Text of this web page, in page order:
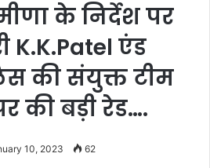
के निर्देश पर
K.K.Patel एंड
की संयुक्त टीम
बड़ी रेड….
10, 2023 62